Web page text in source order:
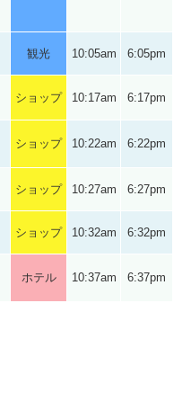
観光 10:05am 6:05pm
ショップ 10:17am 6:17pm
ショップ 10:22am 6:22pm
ショップ 10:27am 6:27pm
ショップ 10:32am 6:32pm
ホテル 10:37am 6:37pm